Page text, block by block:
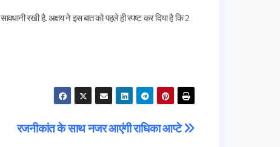
रखी है. अक्षय ने इस बात को पहले ही स्पष्ट कर दिया है कि 2
रजनीकांत के साथ नजर आएंगी राधिका आप्टे